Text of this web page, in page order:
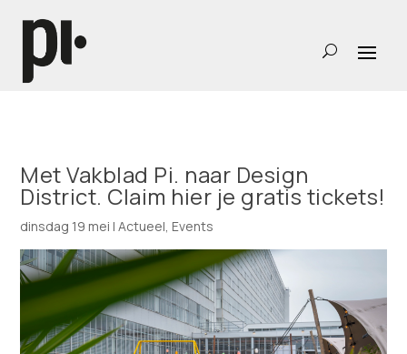
Met Vakblad Pi. naar Design
District. Claim hier je gratis tickets!
dinsdag 19 mei |Actueel, Events